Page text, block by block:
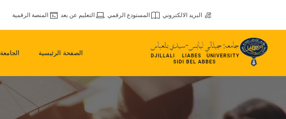
البريد الالكتروني المستودع الرقمي التعليم عن بعد المنصة الرقمية
الصفحة الرئيسية الجامعة